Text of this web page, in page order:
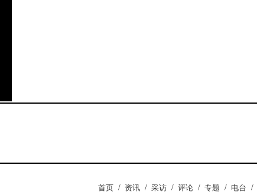
首页 / 资讯 / 采访 / 评论 / 专题 / 电台 /